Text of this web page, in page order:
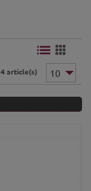
4 article(s)